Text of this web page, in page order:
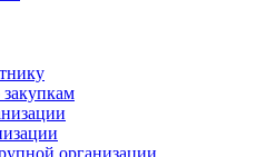
организации